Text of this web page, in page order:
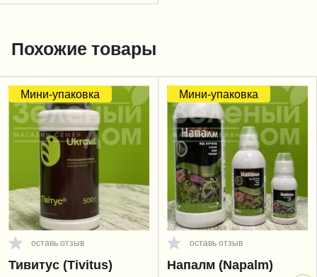
Похожие товары
Мини-упаковка
оставь отзыв
Тивитус (Tivitus)
Мини-упаковка
оставь отзыв
Напалм (Napalm)